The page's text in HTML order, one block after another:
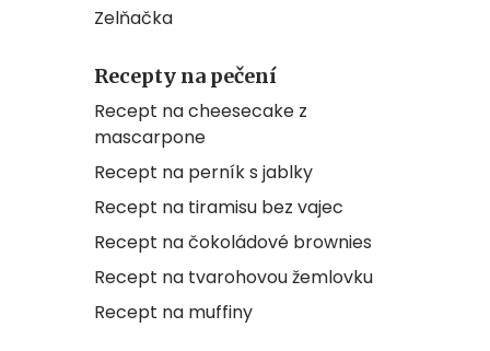
Zelňačka
Recepty na pečení
Recept na cheesecake z
mascarpone
Recept na perník s jablky
Recept na tiramisu bez vajec
Recept na čokoládové brownies
Recept na tvarohovou žemlovku
Recept na muffiny